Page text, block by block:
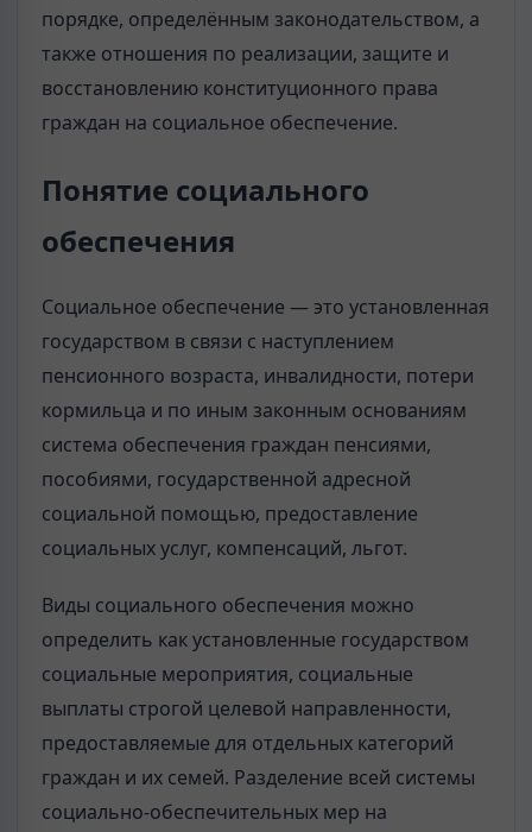
порядке, определённым законодательством, а
также отношения по реализации, защите и
восстановлению конституционного права
граждан на социальное обеспечение.
Понятие социального
обеспечения
Социальное обеспечение — это установленная
государством в связи с наступлением
пенсионного возраста, инвалидности, потери
кормильца и по иным законным основаниям
система обеспечения граждан пенсиями,
пособиями, государственной адресной
социальной помощью, предоставление
социальных услуг, компенсаций, льгот.
Виды социального обеспечения можно
определить как установленные государством
социальные мероприятия, социальные
выплаты строгой целевой направленности,
предоставляемые для отдельных категорий
граждан и их семей. Разделение всей системы
социально-обеспечительных мер на